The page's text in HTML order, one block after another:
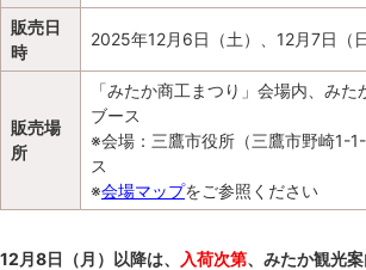
販売日
時
2025年12月6日（土）、12月7日（
販売場
所
「みたか商工まつり」会場内、み
ブース
※会場：三鷹市役所（三鷹市野崎1-
ス
※会場マップをご参照ください
12月8日（月）以降は、 入荷次第、みたか観光